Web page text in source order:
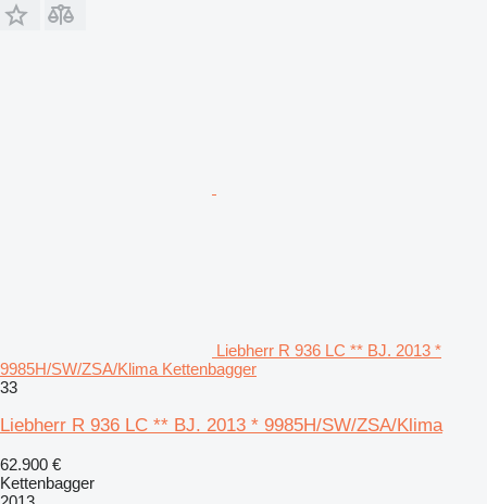
Liebherr R 936 LC ** BJ. 2013 *
9985H/SW/ZSA/Klima Kettenbagger
33
Liebherr R 936 LC ** BJ. 2013 * 9985H/SW/ZSA/Klima
62.900 €
Kettenbagger